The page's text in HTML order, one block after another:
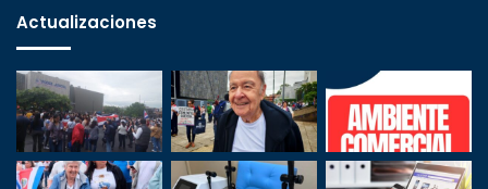
Actualizaciones